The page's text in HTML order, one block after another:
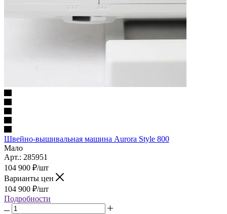
Швейно-вышивальная машина Aurora Style 800
Мало
Арт.: 285951
104 900 ₽/шт
Варианты цен
104 900 ₽/шт
Подробности